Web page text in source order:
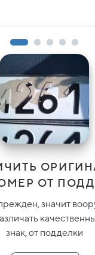
ОТ
значит
знак, от подделки